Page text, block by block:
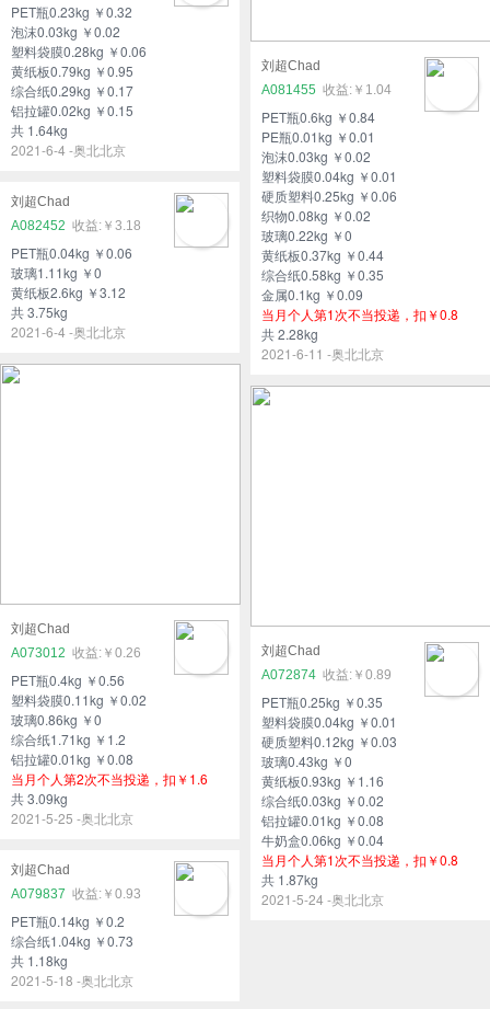
刘超Chad
A081455
￥1.04
PET瓶0.6kg ￥0.84
PE瓶0.01kg ￥0.01
泡沫0.03kg ￥0.02
塑料袋膜0.04kg ￥0.01
硬质塑料0.25kg ￥0.06
织物0.08kg ￥0.02
玻璃0.22kg ￥0
黄纸板0.37kg ￥0.44
综合纸0.58kg ￥0.35
金属0.1kg ￥0.09
当月个人第1次不当投递，扣￥0.8
共 2.28kg
2021-6-11 -奥北北京
PET瓶0.23kg ￥0.32
泡沫0.03kg ￥0.02
塑料袋膜0.28kg ￥0.06
黄纸板0.79kg ￥0.95
综合纸0.29kg ￥0.17
铝拉罐0.02kg ￥0.15
共 1.64kg
2021-6-4 -奥北北京
刘超Chad
A082452
￥3.18
PET瓶0.04kg ￥0.06
玻璃1.11kg ￥0
黄纸板2.6kg ￥3.12
共 3.75kg
2021-6-4 -奥北北京
刘超Chad
A073012
￥0.26
PET瓶0.4kg ￥0.56
塑料袋膜0.11kg ￥0.02
玻璃0.86kg ￥0
综合纸1.71kg ￥1.2
铝拉罐0.01kg ￥0.08
当月个人第2次不当投递，扣￥1.6
共 3.09kg
2021-5-25 -奥北北京
刘超Chad
A072874
￥0.89
PET瓶0.25kg ￥0.35
塑料袋膜0.04kg ￥0.01
硬质塑料0.12kg ￥0.03
玻璃0.43kg ￥0
黄纸板0.93kg ￥1.16
综合纸0.03kg ￥0.02
铝拉罐0.01kg ￥0.08
牛奶盒0.06kg ￥0.04
当月个人第1次不当投递，扣￥0.8
共 1.87kg
2021-5-24 -奥北北京
刘超Chad
A079837
￥0.93
PET瓶0.14kg ￥0.2
综合纸1.04kg ￥0.73
共 1.18kg
2021-5-18 -奥北北京